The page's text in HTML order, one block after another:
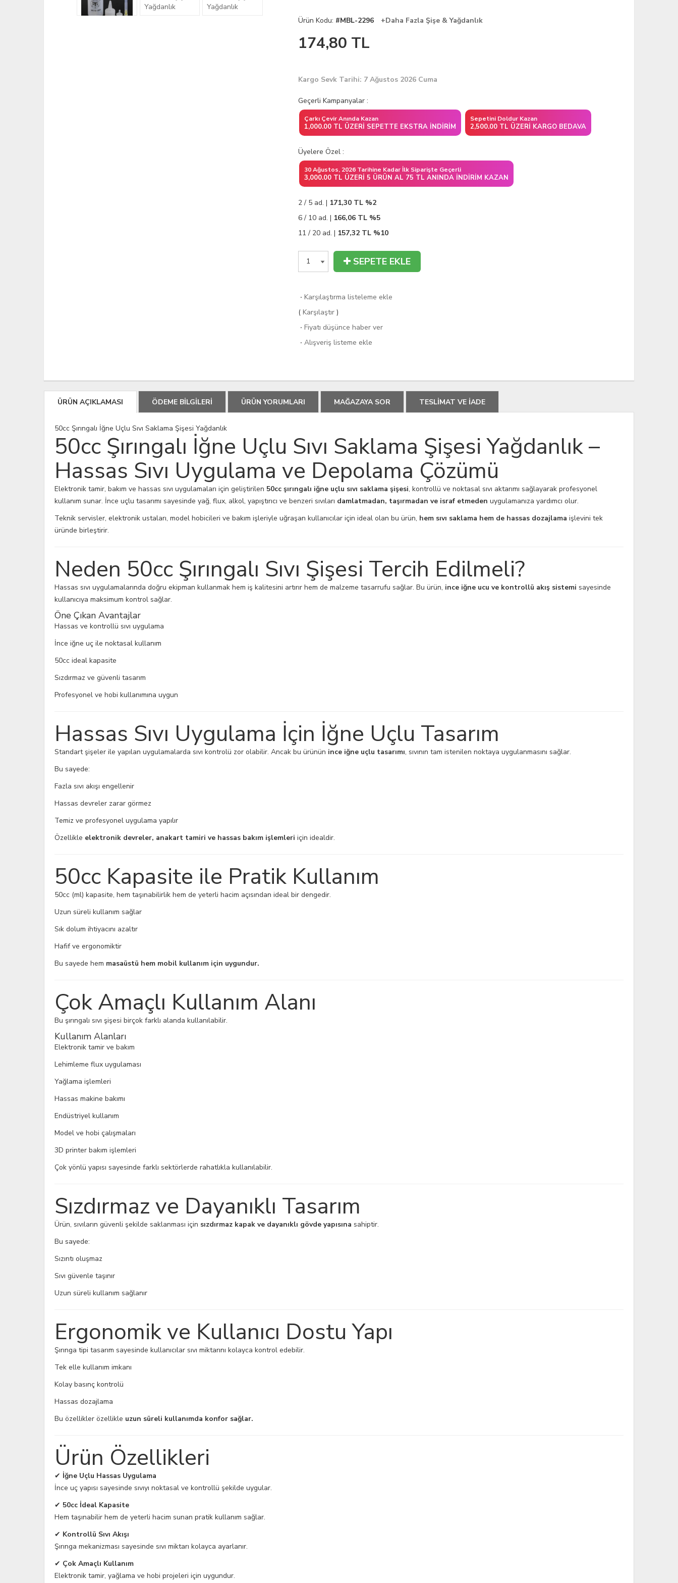
Ürün Kodu: #MBL-2296 +Daha Fazla Şişe & Yağdanlık
174,80 TL
Kargo Sevk Tarihi: 7 Ağustos 2026 Cuma
Geçerli Kampanyalar :
Çarkı Çevir Anında Kazan
1,000.00 TL ÜZERI SEPETTE EKSTRA İNDIRIM
Sepetini Doldur Kazan
2,500.00 TL ÜZERI KARGO BEDAVA
Üyelere Özel :
30 Ağustos, 2026 Tarihine Kadar İlk Siparişte Geçerli
3,000.00 TL ÜZERI 5 ÜRÜN AL 75 TL ANINDA İNDIRIM KAZAN
2 / 5 ad. | 171,30 TL %2
6 / 10 ad. | 166,06 TL %5
11 / 20 ad. | 157,32 TL %10
SEPETE EKLE
·Karşılaştırma listeleme ekle
(Karşılaştır )
·Fiyatı düşünce haber ver
·Alışveriş listeme ekle
ÜRÜN AÇIKLAMASI ÖDEME BİLGİLERİ ÜRÜN YORUMLARI MAĞAZAYA SOR TESLİMAT VE İADE
50cc Şırıngalı İğne Uçlu Sıvı Saklama Şişesi Yağdanlık
50cc Şırıngalı İğne Uçlu Sıvı Saklama Şişesi Yağdanlık –
Hassas Sıvı Uygulama ve Depolama Çözümü
Elektronik tamir, bakım ve hassas sıvı uygulamaları için geliştirilen 50cc şırıngalı iğne uçlu sıvı saklama şişesi, kontrollü ve noktasal sıvı aktarımı sağlayarak profesyonel
kullanım sunar. İnce uçlu tasarımı sayesinde yağ, flux, alkol, yapıştırıcı ve benzeri sıvıları damlatmadan, taşırmadan ve israf etmeden uygulamanıza yardımcı olur.
Teknik servisler, elektronik ustaları, model hobicileri ve bakım işleriyle uğraşan kullanıcılar için ideal olan bu ürün, hem sıvı saklama hem de hassas dozajlama işlevini tek
üründe birleştirir.
Neden 50cc Şırıngalı Sıvı Şişesi Tercih Edilmeli?
Hassas sıvı uygulamalarında doğru ekipman kullanmak hem iş kalitesini artırır hem de malzeme tasarrufu sağlar. Bu ürün, ince iğne ucu ve kontrollü akış sistemi sayesinde
kullanıcıya maksimum kontrol sağlar.
Öne Çıkan Avantajlar
Hassas ve kontrollü sıvı uygulama
İnce iğne uç ile noktasal kullanım
50cc ideal kapasite
Sızdırmaz ve güvenli tasarım
Profesyonel ve hobi kullanımına uygun
Hassas Sıvı Uygulama İçin İğne Uçlu Tasarım
Standart şişeler ile yapılan uygulamalarda sıvı kontrolü zor olabilir. Ancak bu ürünün ince iğne uçlu tasarımı, sıvının tam istenilen noktaya uygulanmasını sağlar.
Bu sayede:
Fazla sıvı akışı engellenir
Hassas devreler zarar görmez
Temiz ve profesyonel uygulama yapılır
Özellikle elektronik devreler, anakart tamiri ve hassas bakım işlemleri için idealdir.
50cc Kapasite ile Pratik Kullanım
50cc (ml) kapasite, hem taşınabilirlik hem de yeterli hacim açısından ideal bir dengedir.
Uzun süreli kullanım sağlar
Sık dolum ihtiyacını azaltır
Hafif ve ergonomiktir
Bu sayede hem masaüstü hem mobil kullanım için uygundur.
Çok Amaçlı Kullanım Alanı
Bu şırıngalı sıvı şişesi birçok farklı alanda kullanılabilir.
Kullanım Alanları
Elektronik tamir ve bakım
Lehimleme flux uygulaması
Yağlama işlemleri
Hassas makine bakımı
Endüstriyel kullanım
Model ve hobi çalışmaları
3D printer bakım işlemleri
Çok yönlü yapısı sayesinde farklı sektörlerde rahatlıkla kullanılabilir.
Sızdırmaz ve Dayanıklı Tasarım
Ürün, sıvıların güvenli şekilde saklanması için sızdırmaz kapak ve dayanıklı gövde yapısına sahiptir.
Bu sayede:
Sızıntı oluşmaz
Sıvı güvenle taşınır
Uzun süreli kullanım sağlanır
Ergonomik ve Kullanıcı Dostu Yapı
Şırınga tipi tasarım sayesinde kullanıcılar sıvı miktarını kolayca kontrol edebilir.
Tek elle kullanım imkanı
Kolay basınç kontrolü
Hassas dozajlama
Bu özellikler özellikle uzun süreli kullanımda konfor sağlar.
Ürün Özellikleri
✔ İğne Uçlu Hassas Uygulama
İnce uç yapısı sayesinde sıvıyı noktasal ve kontrollü şekilde uygular.
✔ 50cc İdeal Kapasite
Hem taşınabilir hem de yeterli hacim sunan pratik kullanım sağlar.
✔ Kontrollü Sıvı Akışı
Şırınga mekanizması sayesinde sıvı miktarı kolayca ayarlanır.
✔ Çok Amaçlı Kullanım
Elektronik tamir, yağlama ve hobi projeleri için uygundur.